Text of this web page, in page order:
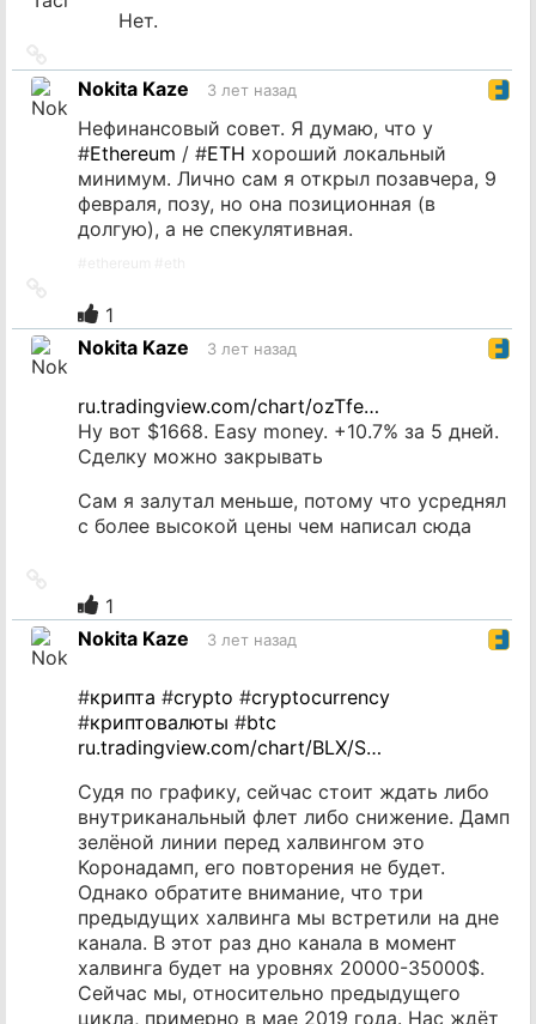
Нет.
на
источник
Nokita Kaze 3 лет назад
Нефинансовый совет. Я думаю, что у
#Ethereum / #ETH хороший локальный
минимум. Лично сам я открыл позавчера, 9
февраля, позу, но она позиционная (в
долгую), а не спекулятивная.
источник
1
Nokita Kaze
3 лет назад
ru.tradingview.com/chart/ozTfe…
Ну вот $1668. Easy money. +10.7% за 5 дней.
Сделку можно закрывать
Сам я залутал меньше, потому что усреднял
с более высокой цены чем написал сюда
источник
1
Nokita Kaze
3 лет назад
#крипта #crypto #cryptocurrency
#криптовалюты #btc
ru.tradingview.com/chart/BLX/S…
Судя по графику, сейчас стоит ждать либо
внутриканальный флет либо снижение. Дамп
зелёной линии перед халвингом это
Коронадамп, его повторения не будет.
Однако обратите внимание, что три
предыдущих халвинга мы встретили на дне
канала. В этот раз дно канала в момент
халвинга будет на уровнях 20000-35000$.
Сейчас мы, относительно предыдущего
цикла, примерно в мае 2019 года. Нас ждёт